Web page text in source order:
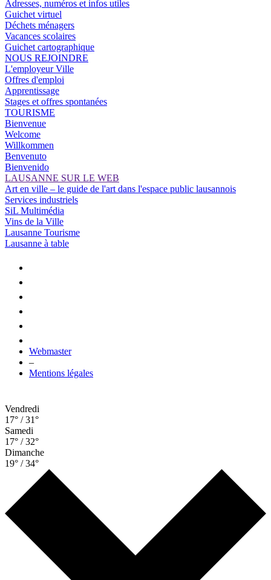
Adresses, numéros et infos utiles
Guichet virtuel
Déchets ménagers
Vacances scolaires
Guichet cartographique
NOUS REJOINDRE
L'employeur Ville
Offres d'emploi
Apprentissage
Stages et offres spontanées
TOURISME
Bienvenue
Welcome
Willkommen
Benvenuto
Bienvenido
LAUSANNE SUR LE WEB
Art en ville – le guide de l'art dans l'espace public lausannois
Services industriels
SiL Multimédia
Vins de la Ville
Lausanne Tourisme
Lausanne à table
Webmaster
–
Mentions légales
Vendredi
17° / 31°
Samedi
17° / 32°
Dimanche
19° / 34°